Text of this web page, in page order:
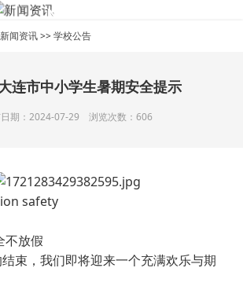
NEWS
新闻资讯
新闻资讯>>学校公告
连市中小学生暑期安全提示
期：2024-07-29 浏览次数：606
safety
不放假
束，我们即将迎来一个充满欢乐与期